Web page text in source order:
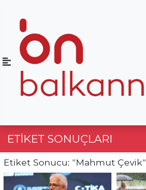
ETIKET SONUÇLARI
Etiket Sonucu: "Mahmut Çevik"